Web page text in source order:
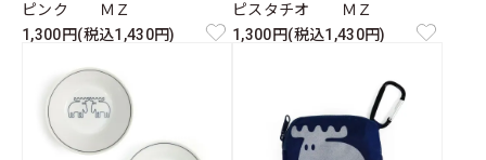
ピンク ＭＺ
1,300円(税込1,430円)
ピスタチオ ＭＺ
1,300円(税込1,430円)